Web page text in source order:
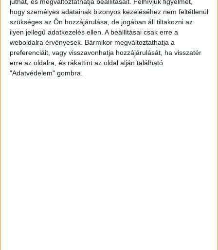
hogy személyes adatainak bizonyos kezeléséhez nem feltétlenül
szükséges az Ön hozzájárulása, de jogában áll tiltakozni az
ilyen jellegű adatkezelés ellen. A beállításai csak erre a
weboldalra érvényesek. Bármikor megváltoztathatja a
preferenciáit, vagy visszavonhatja hozzájárulását, ha visszatér
erre az oldalra, és rákattint az oldal alján található
"Adatvédelem" gombra.
Bővíti kínálatát a Cupra – érkezik az olcsóbb
Raval